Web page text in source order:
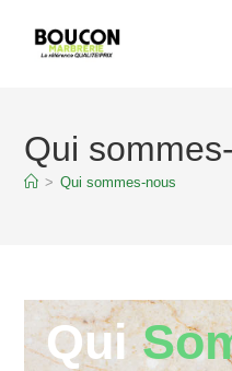
Qui
> Qui sommes-nous
Qui